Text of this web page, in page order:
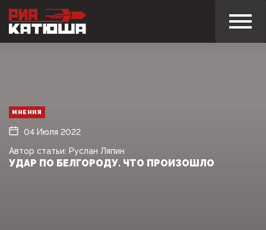
МНЕНИЯ
04 Июля 2022
Автор статьи: Руслан Ляпин
УДАР ПО БЕЛГОРОДУ. ЧТО ПРОИЗОШЛО